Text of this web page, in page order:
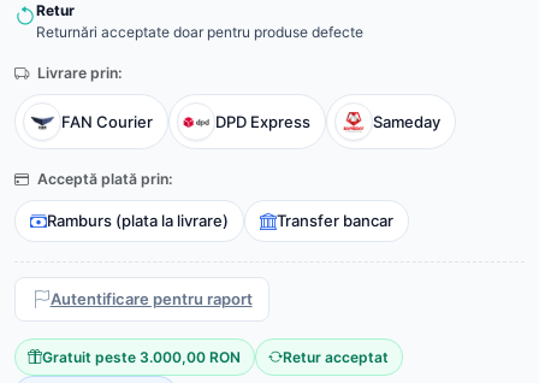
Retur
Returnări acceptate doar pentru produse defecte
Livrare prin:
FAN Courier DPD Express Sameday
Acceptă plată prin:
Ramburs (plata la livrare) Transfer bancar
Autentificare pentru raport
Gratuit peste 3.000,00 RON Retur acceptat